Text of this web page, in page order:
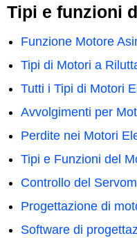
Tipi e funzioni
Fun­zione Motore
Tipi di Motori a
Tut­ti i Tipi di Motori
Avvol­gi­men­ti per
Perdite nei Motori
Tipi e Fun­zioni del
Con­trol­lo del
Prog­et­tazione di
Soft­ware di